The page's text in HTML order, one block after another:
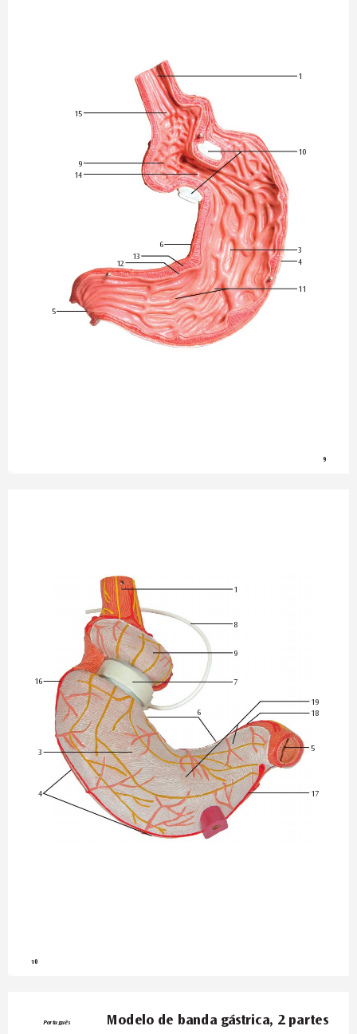
1
15
10
9
14
6
3
13
4
12
11
5
9
1
8
9
16 7
19
6
18
5
3
4 17
10
Português Modelo de banda gástrica, 2 partes